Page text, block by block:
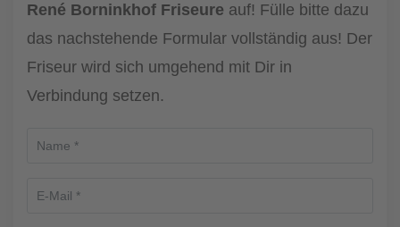
René Borninkhof Friseure auf! Fülle bitte dazu
das nachstehende Formular vollständig aus! Der
Friseur wird sich umgehend mit Dir in
Verbindung setzen.